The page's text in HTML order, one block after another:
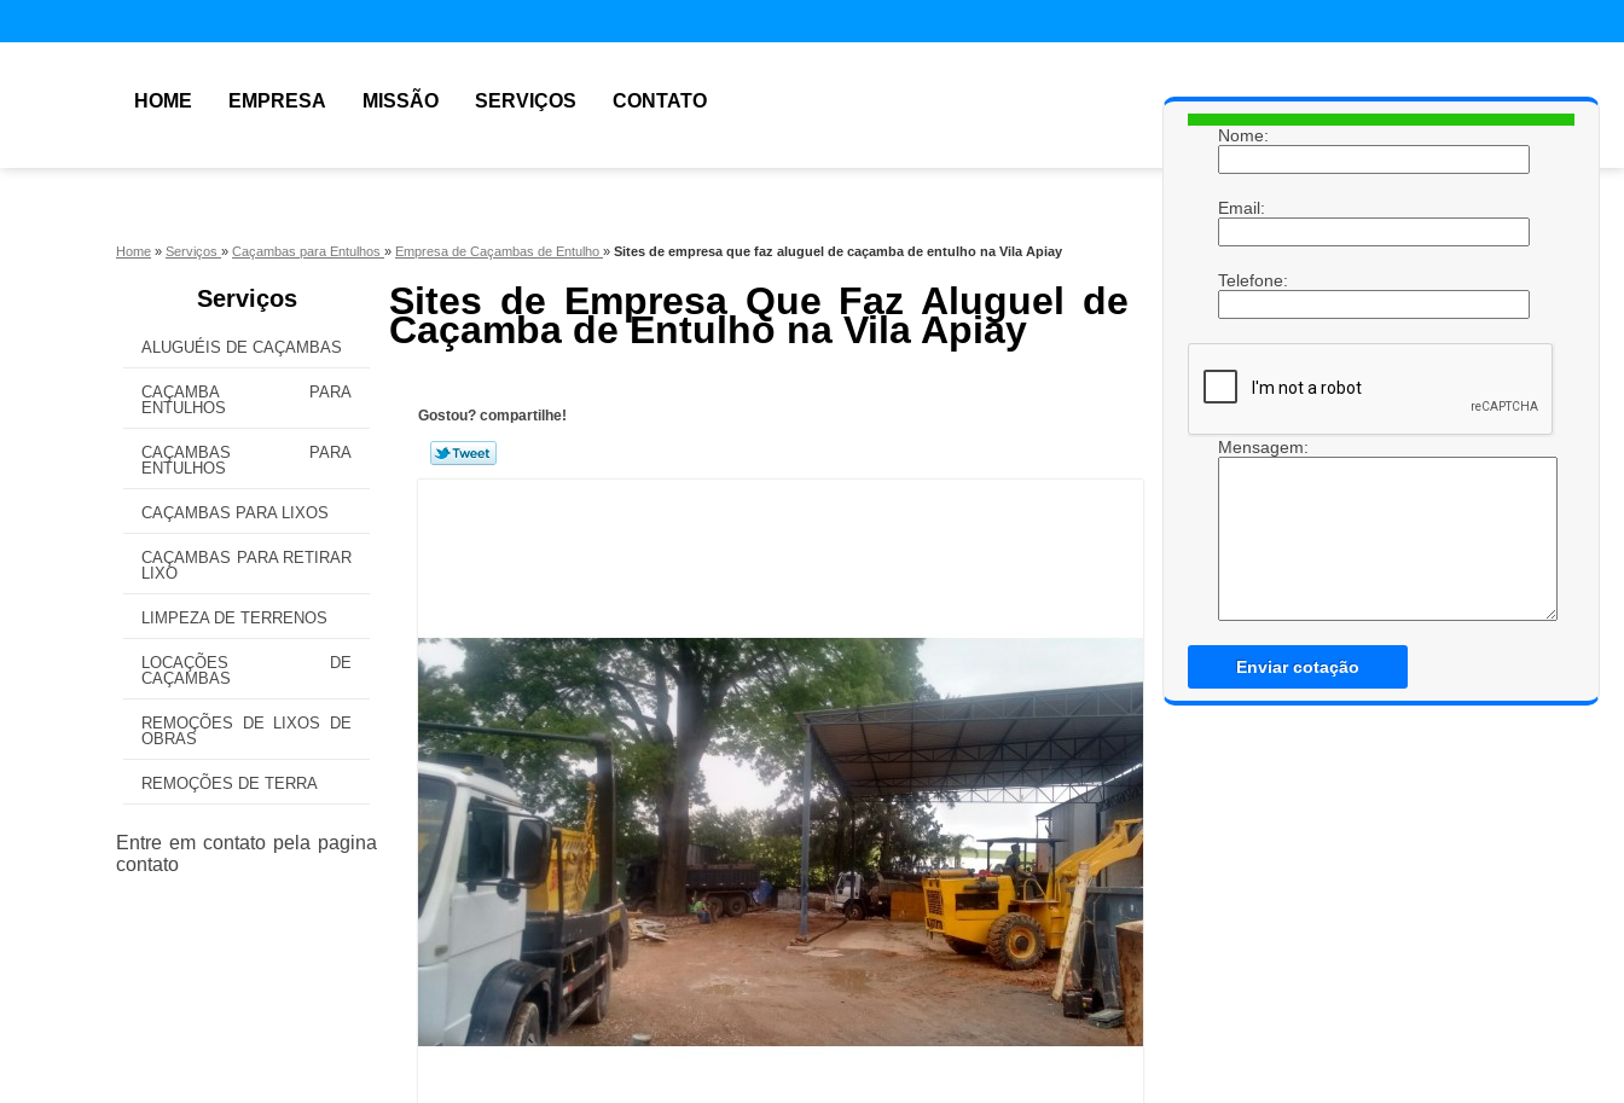
HOME EMPRESA MISSÃO SERVIÇOS CONTATO
Home » Serviços » Caçambas para Entulhos » Empresa de Caçambas de Entulho » Sites de empresa que faz aluguel de caçamba de entulho na Vila Apiay
Serviços
ALUGUÉIS DE CAÇAMBAS
CAÇAMBA PARA
ENTULHOS
CAÇAMBAS PARA
ENTULHOS
CAÇAMBAS PARA LIXOS
CAÇAMBAS PARA RETIRAR
LIXO
LIMPEZA DE TERRENOS
LOCAÇÕES DE
CAÇAMBAS
REMOÇÕES DE LIXOS DE
OBRAS
REMOÇÕES DE TERRA
Sites de Empresa Que Faz Aluguel de
Caçamba de Entulho na Vila Apiay
Gostou? compartilhe!
Nome:
Email:
Telefone:
Mensagem:
Enviar cotação